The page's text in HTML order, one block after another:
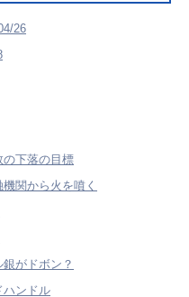
26
下落の目標
関から火を噴く
がドボン？
ハンドル